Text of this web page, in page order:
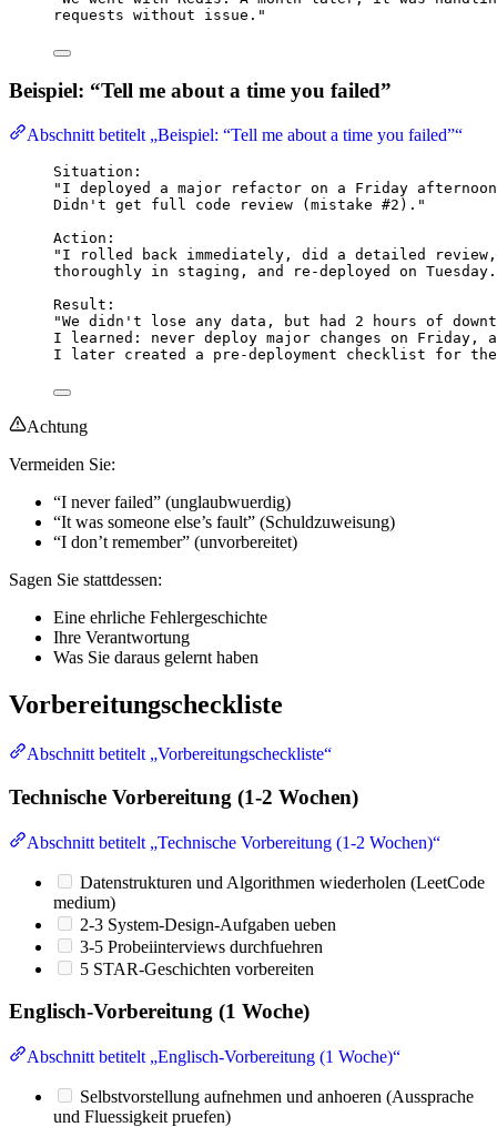
requests without issue."
Beispiel: “Tell me about a time you failed”
Abschnitt betitelt „Beispiel: “Tell me about a time you failed”“
Situation:
"I deployed a major refactor on a Friday
Didn't get full code review (mistake #2)."
Action:
"I rolled back immediately, did a detailed
thoroughly in staging, and re-deployed on
Result:
"We didn't lose any data, but had 2 hours of
I learned: never deploy major changes on Friday,
I later created a pre-deployment checklist for
Achtung
Vermeiden Sie:
“I never failed” (unglaubwuerdig)
“It was someone else’s fault” (Schuldzuweisung)
“I don’t remember” (unvorbereitet)
Sagen Sie stattdessen:
Eine ehrliche Fehlergeschichte
Ihre Verantwortung
Was Sie daraus gelernt haben
Vorbereitungscheckliste
Abschnitt betitelt „Vorbereitungscheckliste“
Technische Vorbereitung (1-2 Wochen)
Abschnitt betitelt „Technische Vorbereitung (1-2 Wochen)“
Datenstrukturen und Algorithmen wiederholen (LeetCode
medium)
2-3 System-Design-Aufgaben ueben
3-5 Probeiinterviews durchfuehren
5 STAR-Geschichten vorbereiten
Englisch-Vorbereitung (1 Woche)
Abschnitt betitelt „Englisch-Vorbereitung (1 Woche)“
Selbstvorstellung aufnehmen und anhoeren (Aussprache
und Fluessigkeit pruefen)